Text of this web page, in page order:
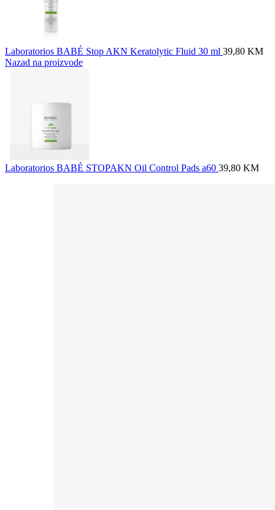
Laboratorios BABÉ Stop AKN Keratolytic Fluid 30 ml 39,80 KM
Nazad na proizvode
Laboratorios BABÉ STOPAKN Oil Control Pads a60 39,80 KM